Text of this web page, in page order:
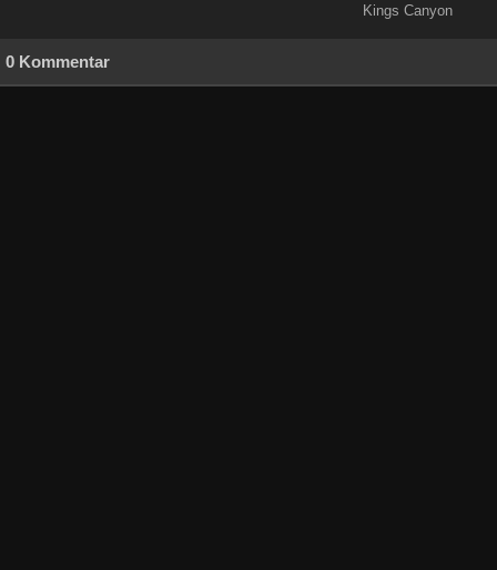
Kings Canyon
0 Kommentar